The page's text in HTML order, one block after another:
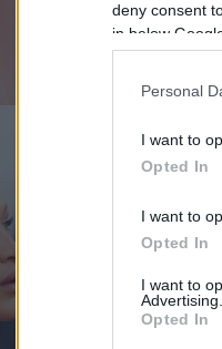
deny consent
in below
Personal
I want to
Opted In
I want to
Opted In
I want to
Advertising.
Opted In